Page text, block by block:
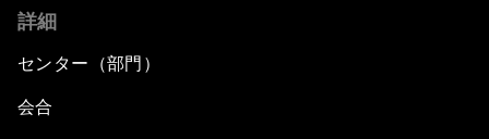
詳細
センター（部門）
会合